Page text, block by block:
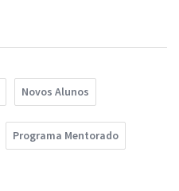
Novos Alunos
Programa Mentorado